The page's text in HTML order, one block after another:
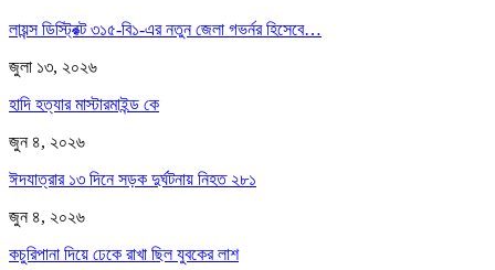
লায়ন্স ডিস্ট্রিক্ট ৩১৫-বি১-এর নতুন জেলা গভর্নর হিসেবে…
জুলা ১৩, ২০২৬
হাদি হত্যার মাস্টারমাইন্ড কে
জুন ৪, ২০২৬
ঈদযাত্রার ১৩ দিনে সড়ক দুর্ঘটনায় নিহত ২৮১
জুন ৪, ২০২৬
কচুরিপানা দিয়ে ঢেকে রাখা ছিল যুবকের লাশ